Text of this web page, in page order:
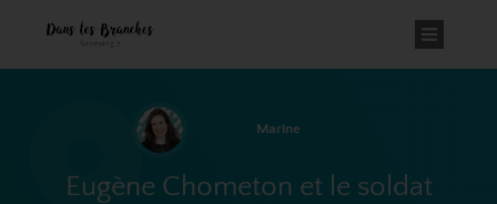
Marine
Eugène Chometon et le soldat